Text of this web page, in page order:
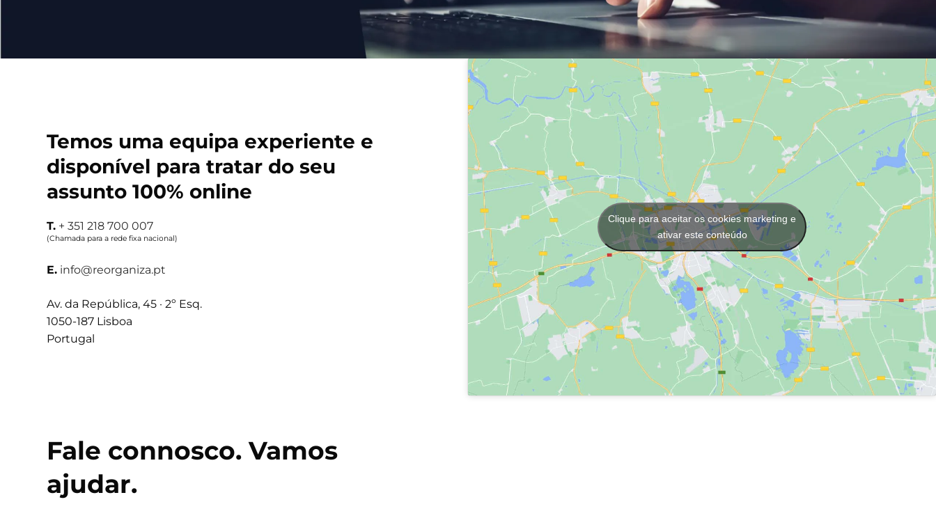
Temos uma equipa experiente e
disponível para tratar do seu
assunto 100% online
T. + 351 218 700 007
(Chamada para a rede fixa nacional)
E. info@reorganiza.pt
Av. da República, 45 · 2º Esq.
1050-187 Lisboa
Portugal
Fale connosco. Vamos
ajudar.
Clique para aceitar os cookies marketing e
ativar este conteúdo